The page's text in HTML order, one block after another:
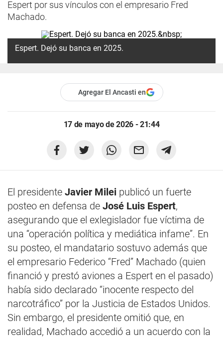
Espert por sus vínculos con el empresario Fred
Machado.
Espert. Dejó su banca en 2025.
Agregar El Ancasti en
17 de mayo de 2026 - 21:44
El presidente Javier Milei publicó un fuerte
posteo en defensa de José Luis Espert,
asegurando que el exlegislador fue víctima de
una “operación política y mediática infame”. En
su posteo, el mandatario sostuvo además que
el empresario Federico “Fred” Machado (quien
financió y prestó aviones a Espert en el pasado)
había sido declarado “inocente respecto del
narcotráfico” por la Justicia de Estados Unidos.
Sin embargo, el presidente omitió que, en
realidad, Machado accedió a un acuerdo con la